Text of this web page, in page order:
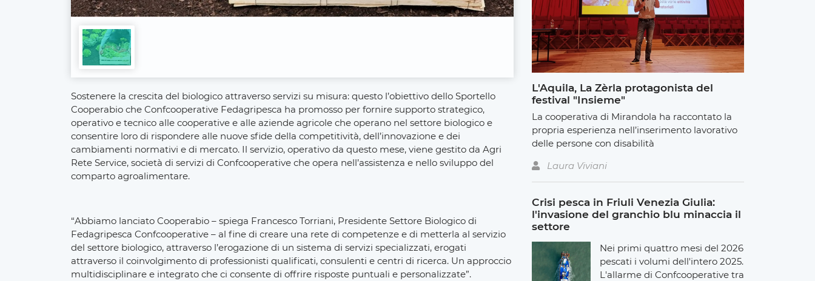
Sostenere la crescita del biologico attraverso servizi su misura: questo l’obiettivo dello Sportello
Cooperabio che Confcooperative Fedagripesca ha promosso per fornire supporto strategico,
operativo e tecnico alle cooperative e alle aziende agricole che operano nel settore biologico e
consentire loro di rispondere alle nuove sfide della competitività, dell’innovazione e dei
cambiamenti normativi e di mercato. Il servizio, operativo da questo mese, viene gestito da Agri
Rete Service, società di servizi di Confcooperative che opera nell’assistenza e nello sviluppo del
comparto agroalimentare.
“Abbiamo lanciato Cooperabio – spiega Francesco Torriani, Presidente Settore Biologico di
Fedagripesca Confcooperative – al fine di creare una rete di competenze e di metterla al servizio
del settore biologico, attraverso l’erogazione di un sistema di servizi specializzati, erogati
attraverso il coinvolgimento di professionisti qualificati, consulenti e centri di ricerca. Un approccio
multidisciplinare e integrato che ci consente di offrire risposte puntuali e personalizzate”.
L'Aquila, La Zèrla protagonista del
festival "Insieme"
La cooperativa di Mirandola ha raccontato la
propria esperienza nell’inserimento lavorativo
delle persone con disabilità
Laura Viviani
Crisi pesca in Friuli Venezia Giulia:
l'invasione del granchio blu minaccia il
settore
Nei primi quattro mesi del 2026
pescati i volumi dell'intero 2025.
L'allarme di Confcooperative tra